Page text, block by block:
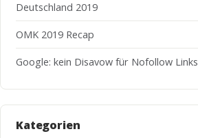
Deutschland 2019
OMK 2019 Recap
Google: kein Disavow für Nofollow Links
Kategorien